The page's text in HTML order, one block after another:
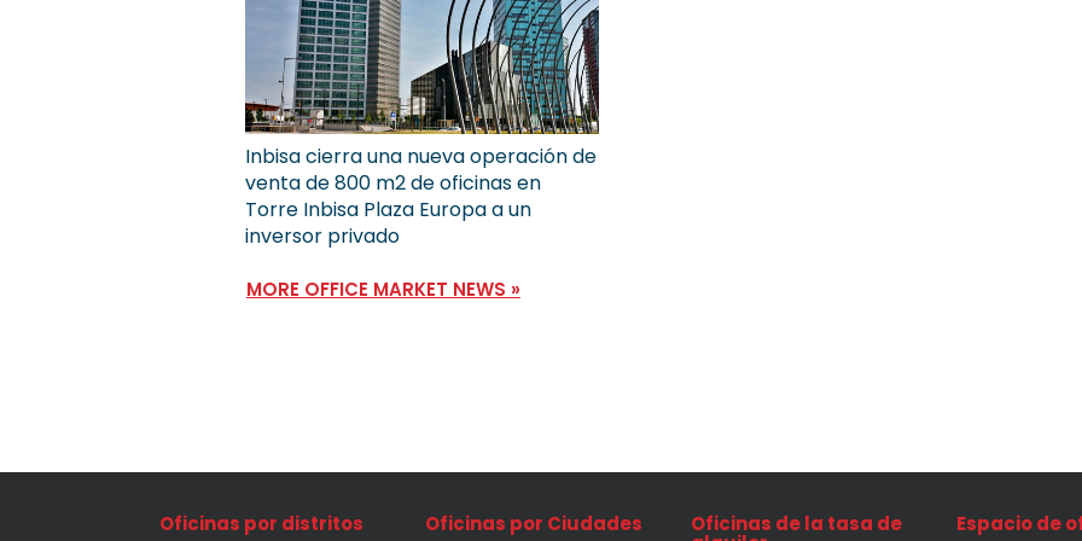
Inbisa cierra una nueva operación de
venta de 800 m2 de oficinas en
Torre Inbisa Plaza Europa a un
inversor privado
MORE OFFICE MARKET NEWS »
Oficinas por distritos Oficinas por Ciudades Oficinas de la tasa de Espacio de